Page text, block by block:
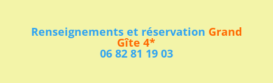
Renseignements et réservation Grand
Gîte 4*
06 82 81 19 03